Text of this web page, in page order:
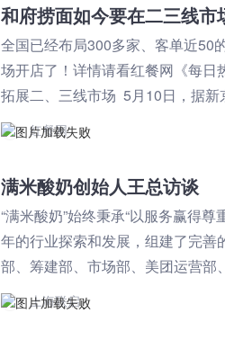
和府捞面如今要在二三线市
全国已经布局300多家、客单近50
场开店了！详情请看红餐网《每
拓展二、三线市场 5月10日，据
家，同时将向二、三线
红餐网
满米酸奶创始人王总访谈
“满米酸奶”始终秉承“以服务赢得
年的行业探索和发展，组建了完善
部、筹建部、市场部、美团运营
上海联启